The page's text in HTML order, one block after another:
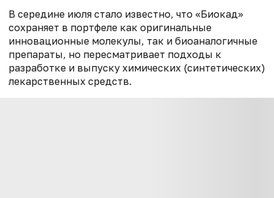
В середине июля стало известно, что «Биокад»
сохраняет в портфеле как оригинальные
инновационные молекулы, так и биоаналогичные
препараты, но пересматривает подходы к
разработке и выпуску химических (синтетических)
лекарственных средств.